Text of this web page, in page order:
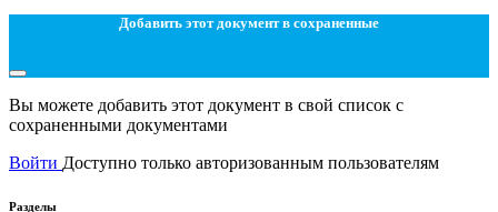
Добавить этот документ в сохраненные
Вы можете добавить этот документ в свой список с
сохраненными документами
Войти Доступно только авторизованным пользователям
Разделы